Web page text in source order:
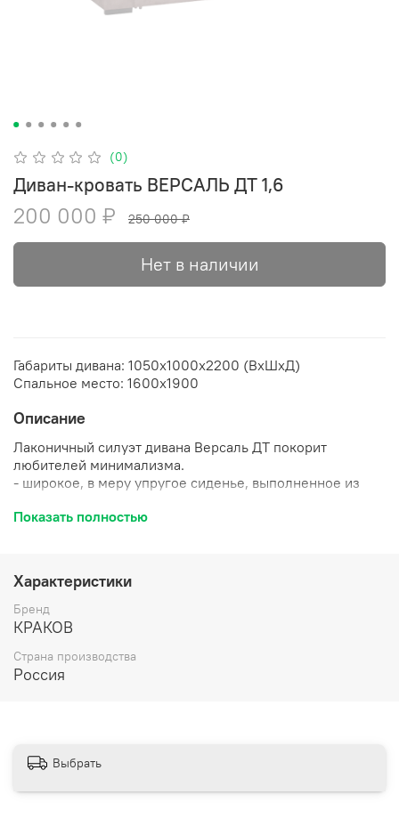
(0)
Диван-кровать ВЕРСАЛЬ ДТ 1,6
200 000 ₽ 250 000 ₽
Нет в наличии
Габариты дивана: 1050х1000х2200 (ВхШхД)
Спальное место: 1600х1900
Описание
Лаконичный силуэт дивана Версаль ДТ покорит
любителей минимализма.
- широкое, в меру упругое сиденье, выполненное из
пружинной змейкой
положений
- функциональные скругленные подлокотники
- проверенный временем механизм «Дельфин»
- ящик для белья.
МДФ и мебельной фанерой.
Показать полностью
Характеристики
Бренд
КРАКОВ
Страна производства
Россия
Выбрать